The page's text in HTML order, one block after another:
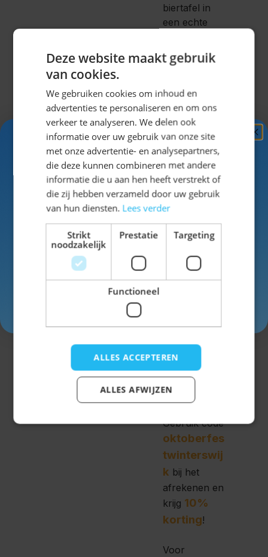
biertafel in
een echte
van
Wildleder?
Stel
gemakkelijk je
hele outfit
samenop de
site!
Voor de
dames
hebben we
lederhosen
ook een
Dirndls in
bijna elke
kleur, lengte
en design.
Gebruik code
oktoberfes
twinterswij
k bij het
afrekenen en
krijg 10%
korting!
Voor
Deze website maakt gebruik
van cookies.
We gebruiken cookies om inhoud en
advertenties te personaliseren en om ons
verkeer te analyseren. We delen ook
informatie over uw gebruik van onze site
met onze advertentie- en analysepartners,
die deze kunnen combineren met andere
informatie die u aan hen heeft verstrekt of
die zij hebben verzameld door uw gebruik
van hun diensten. Lees verder
Strikt
noodzakelijk
Prestatie Targeting
Functioneel
ALLES ACCEPTEREN
ALLES AFWIJZEN
Ontvang5%
KORTING!
Schrijf je nuin voor de nieuwsbrief en ontvang toegang
tot exclusieve kortingen!
Voor- en achternaam
Inschrijven